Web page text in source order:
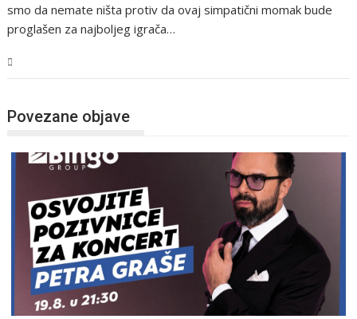
smo da nemate ništa protiv da ovaj simpatični momak bude
proglašen za najboljeg igrača…
Povezane objave